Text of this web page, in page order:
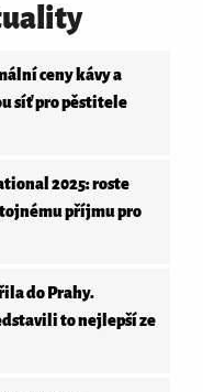
ceny kávy a
síť pro pěstitele
2025: roste
příjmu pro
do Prahy.
to nejlepší ze